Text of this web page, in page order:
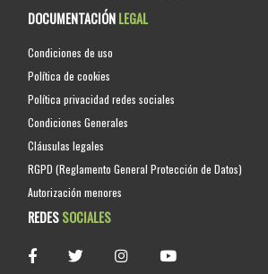
DOCUMENTACIÓNLEGAL
Condiciones de uso
Política de cookies
Política privacidad redes sociales
Condiciones Generales
Cláusulas legales
RGPD (Reglamento General Protección de Datos)
Autorización menores
REDESSOCIALES